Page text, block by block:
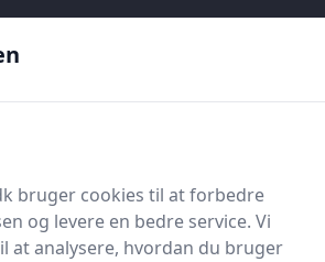
HandyGuiden
bruger cookies til at forbedre
og levere en bedre service. Vi
at analysere, hvordan du bruger